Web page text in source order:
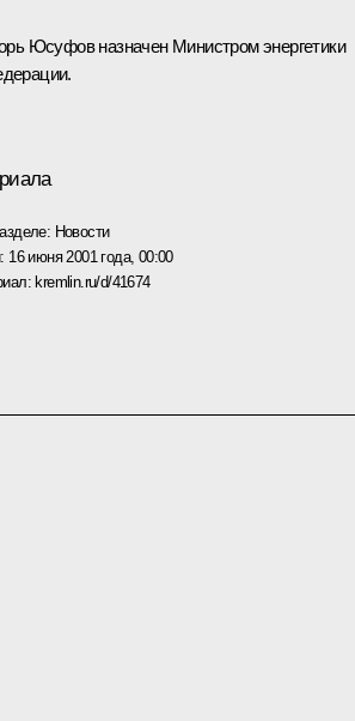
Юсуфов назначен Министром энергетики
Новости
16 июня 2001 года, 00:00
kremlin.ru/d/41674